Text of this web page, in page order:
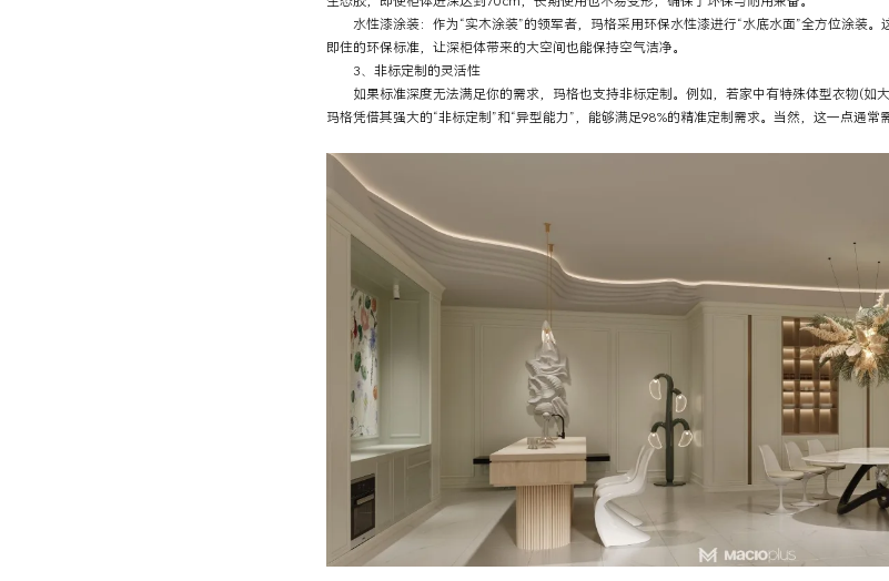
水性漆涂装：作为“实木涂装”的领军者，玛格采用环保水性漆进行“水底水面”全方位涂装。
即住的环保标准，让深柜体带来的大空间也能保持空气洁净。
3、非标定制的灵活性
如果标准深度无法满足你的需求，玛格也支持非标定制。例如，若家中有特殊体型衣物(如
玛格凭借其强大的“非标定制”和“异型能力”，能够满足98%的精准定制需求。当然，这一点通常